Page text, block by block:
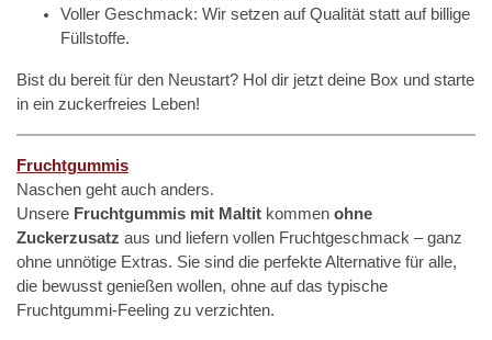
Voller Geschmack: Wir setzen auf Qualität statt auf billige
Füllstoffe.
Bist du bereit für den Neustart? Hol dir jetzt deine Box und starte
in ein zuckerfreies Leben!
Fruchtgummis
Naschen geht auch anders.
Unsere Fruchtgummis mit Maltit kommen ohne
Zuckerzusatz aus und liefern vollen Fruchtgeschmack – ganz
ohne unnötige Extras. Sie sind die perfekte Alternative für alle,
die bewusst genießen wollen, ohne auf das typische
Fruchtgummi-Feeling zu verzichten.